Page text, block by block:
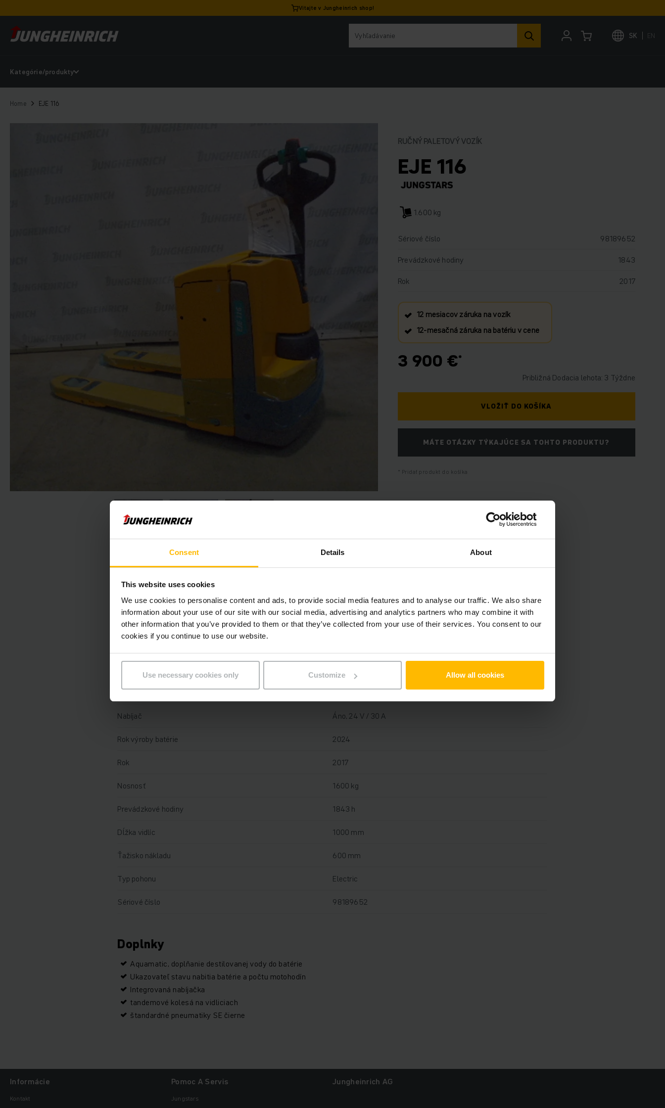
Consent Details About
This website uses cookies
We use cookies to personalise content and ads, to provide social media features and to analyse our traffic. We also share
information about your use of our site with our social media, advertising and analytics partners who may combine it with
other information that you’ve provided to them or that they’ve collected from your use of their services. You consent to our
cookies if you continue to use our website.
Use necessary cookies only Customize Allow all cookies
Vitajte v Jungheinrich shop!
SK EN
Kategórie/produkty
Home EJE 116
RUČNÝ PALETOVÝ VOZÍK
EJE 116
1.600 kg
Sériové číslo
98189652
Prevádzkové hodiny
1843
Rok
2017
12 mesiacov záruka na vozík
12‑mesačná záruka na batériu v cene
3 900 €
Približná Dodacia lehota: 3 Týždne
VLOŽIŤ DO KOŠÍKA
MÁTE OTÁZKY TÝKAJÚCE SA TOHTO PRODUKTU?
Pridať produkt do košíka
Informácie o výrobku
Nasledujúca časť poskytuje komplexný prehľad technických špecifikácií a vybavenia vozidla.
Technické údaje
Batéria Oloveno-kyselinová, 24 V / 250 Ah
Nabíjač Áno, 24 V / 30 A
Rok výroby batérie 2024
Rok 2017
Nosnosť 1600 kg
Prevádzkové hodiny 1843 h
Dĺžka vidlíc 1000 mm
Ťažisko nákladu 600 mm
Typ pohonu Electric
Sériové číslo 98189652
Doplnky
Aquamatic, doplňanie destilovanej vody do batérie
Ukazovateľ stavu nabitia batérie a počtu motohodín
Integrovaná nabíjačka
tandemové kolesá na vidliciach
štandardné pneumatiky SE čierne
Informácie
Kontakt
Pomoc A Servis
Jungstars
Jungheinrich AG